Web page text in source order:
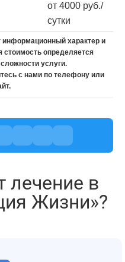
от 4000 руб./
сутки
характер и
стоимость определяется
услуги.
с нами по телефону или
лечение в
Жизни»?